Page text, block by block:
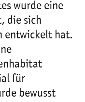
wurde eine
die sich
entwickelt hat.
für
bewusst